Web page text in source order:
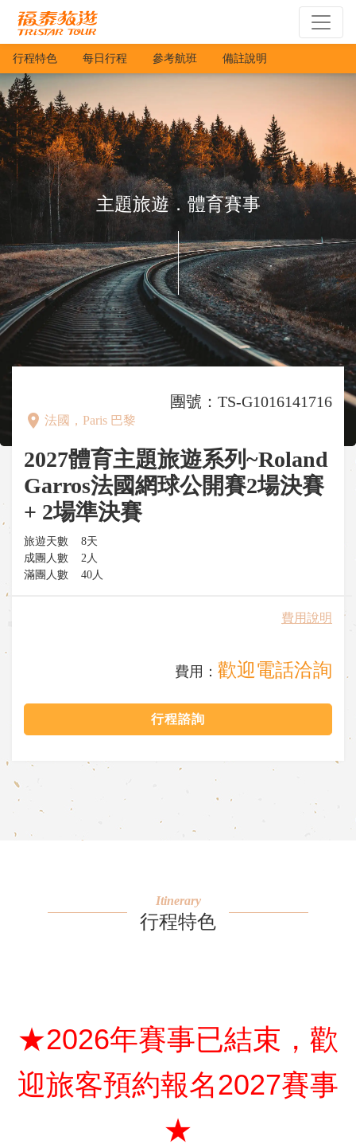
行程特色 每日行程 參考航班 備註說明
主題旅遊．體育賽事
團號：TS-G1016141716
place 法國，Paris 巴黎
2027體育主題旅遊系列~Roland
Garros法國網球公開賽2場決賽
+ 2場準決賽
旅遊天數
8天
成團人數
2人
滿團人數
40人
費用說明
費用： 歡迎電話洽詢
行程諮詢
Itinerary
行程特色
★2026年賽事已結束，歡
迎旅客預約報名2027賽事
★